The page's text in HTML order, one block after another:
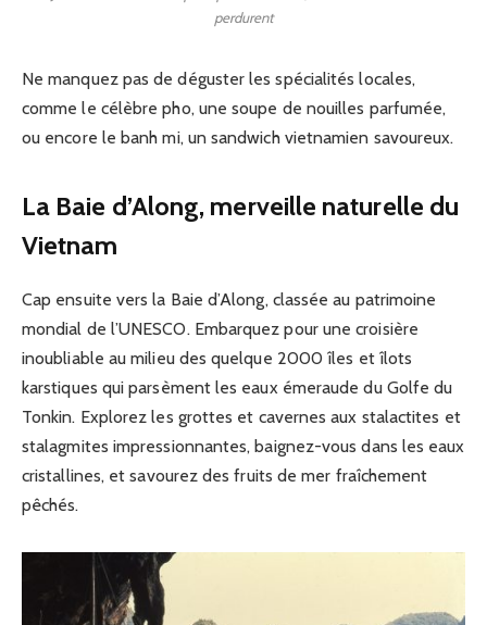
perdurent
Ne manquez pas de déguster les spécialités locales,
comme le célèbre pho, une soupe de nouilles parfumée,
ou encore le banh mi, un sandwich vietnamien savoureux.
La Baie d’Along, merveille naturelle du
Vietnam
Cap ensuite vers la Baie d’Along, classée au patrimoine
mondial de l’UNESCO. Embarquez pour une croisière
inoubliable au milieu des quelque 2000 îles et îlots
karstiques qui parsèment les eaux émeraude du Golfe du
Tonkin. Explorez les grottes et cavernes aux stalactites et
stalagmites impressionnantes, baignez-vous dans les eaux
cristallines, et savourez des fruits de mer fraîchement
pêchés.